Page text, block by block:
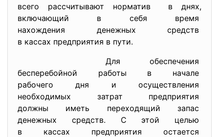
всего рассчитывают норматив в днях,
включающий в себя время
нахождения денежных средств
в кассах предприятия в пути.
Для обеспечения
бесперебойной работы в начале
рабочего дня и осуществления
необходимых затрат предприятия
должны иметь переходящий запас
денежных средств. С этой целью
в кассах предприятия остается